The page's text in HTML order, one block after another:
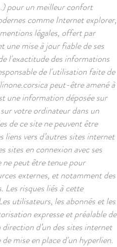
pour un meilleur confort
comme Internet explorer,
légales, offert par
mise à jour fiable de ses
l'exactitude des informations
de l'utilisation faite de
peut-être amené à
une information déposée sur
votre ordinateur dans un
de ce site ne peuvent être
vers d’autres sites internet
sites en connexion avec ses
peut être tenue pour
externes, et notamment des
Les risques liés à cette
utilisateurs, les abonnés et les
expresse et préalable de
d’un des sites internet
mise en place d'un hyperlien.